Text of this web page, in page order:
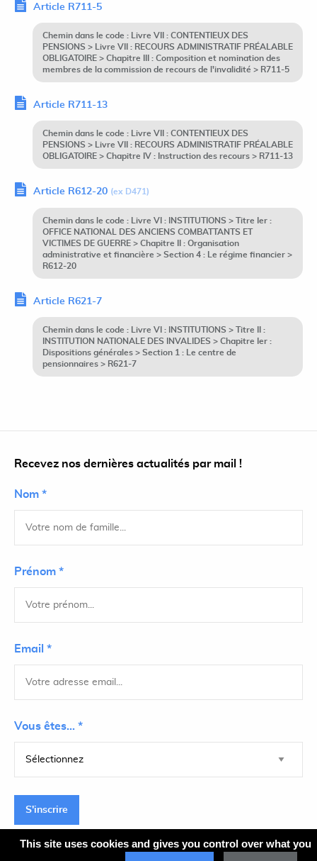
Article R711-5
Chemin dans le code : Livre VII : CONTENTIEUX DES
PENSIONS > Livre VII : RECOURS ADMINISTRATIF PRÉALABLE
OBLIGATOIRE > Chapitre III : Composition et nomination des
membres de la commission de recours de l'invalidité > R711-5
Article R711-13
Chemin dans le code : Livre VII : CONTENTIEUX DES
PENSIONS > Livre VII : RECOURS ADMINISTRATIF PRÉALABLE
OBLIGATOIRE > Chapitre IV : Instruction des recours > R711-13
Article R612-20 (ex D471)
Chemin dans le code : Livre VI : INSTITUTIONS > Titre Ier :
OFFICE NATIONAL DES ANCIENS COMBATTANTS ET
VICTIMES DE GUERRE > Chapitre II : Organisation
administrative et financière > Section 4 : Le régime financier >
R612-20
Article R621-7
Chemin dans le code : Livre VI : INSTITUTIONS > Titre II :
INSTITUTION NATIONALE DES INVALIDES > Chapitre Ier :
Dispositions générales > Section 1 : Le centre de
pensionnaires > R621-7
Recevez nos dernières actualités par mail !
Nom *
Prénom *
Email *
Vous êtes... *
S'inscrire
This site uses cookies and gives you control over what you